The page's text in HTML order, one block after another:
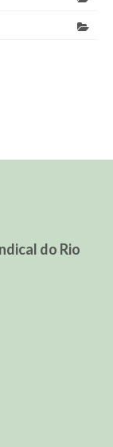
do Rio